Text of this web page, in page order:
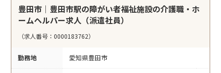
豊田市｜豊田市駅の障がい者福祉施設の介護職・ホ
ームヘルパー求人（派遣社員）
（求人番号：0000183762）
勤務地 愛知県豊田市